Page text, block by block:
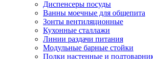
Диспенсеры посуды
Ванны моечные для общепита
Зонты вентиляционные
Кухонные сталлажи
Линии раздачи питания
Модульные барные стойки
Полки настенные и